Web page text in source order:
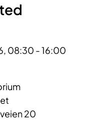
08:30 - 16:00
20